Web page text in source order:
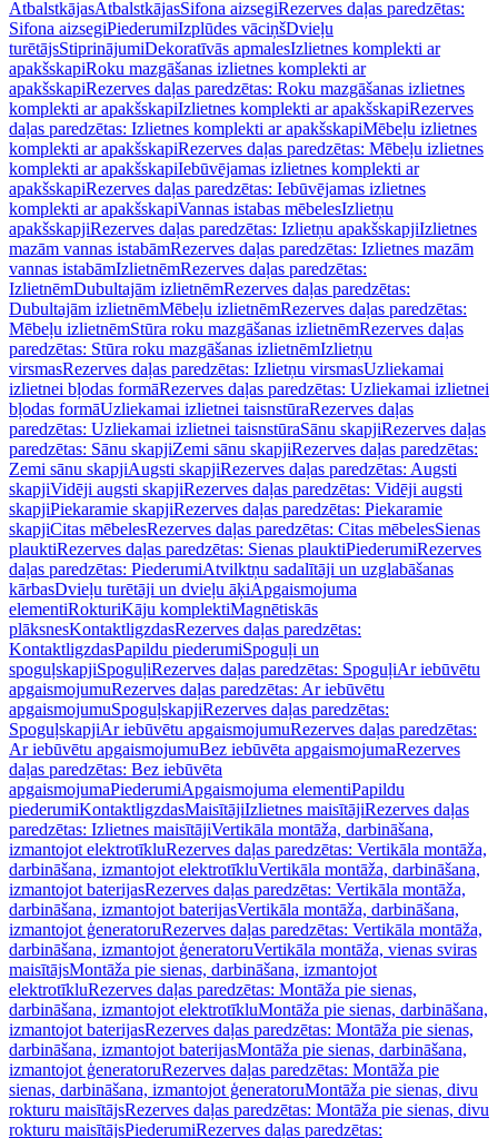
AtbalstkājasAtbalstkājasSifona aizsegiRezerves daļas paredzētas:
Sifona aizsegiPiederumiIzplūdes vāciņšDvieļu
turētājsStiprinājumiDekoratīvās apmalesIzlietnes komplekti ar
apakšskapiRoku mazgāšanas izlietnes komplekti ar
apakšskapiRezerves daļas paredzētas: Roku mazgāšanas izlietnes
komplekti ar apakšskapiIzlietnes komplekti ar apakšskapiRezerves
daļas paredzētas: Izlietnes komplekti ar apakšskapiMēbeļu izlietnes
komplekti ar apakšskapiRezerves daļas paredzētas: Mēbeļu izlietnes
komplekti ar apakšskapiIebūvējamas izlietnes komplekti ar
apakšskapiRezerves daļas paredzētas: Iebūvējamas izlietnes
komplekti ar apakšskapiVannas istabas mēbelesIzlietņu
apakšskapjiRezerves daļas paredzētas: Izlietņu apakšskapjiIzlietnes
mazām vannas istabāmRezerves daļas paredzētas: Izlietnes mazām
vannas istabāmIzlietnēmRezerves daļas paredzētas:
IzlietnēmDubultajām izlietnēmRezerves daļas paredzētas:
Dubultajām izlietnēmMēbeļu izlietnēmRezerves daļas paredzētas:
Mēbeļu izlietnēmStūra roku mazgāšanas izlietnēmRezerves daļas
paredzētas: Stūra roku mazgāšanas izlietnēmIzlietņu
virsmasRezerves daļas paredzētas: Izlietņu virsmasUzliekamai
izlietnei bļodas formāRezerves daļas paredzētas: Uzliekamai izlietnei
bļodas formāUzliekamai izlietnei taisnstūraRezerves daļas
paredzētas: Uzliekamai izlietnei taisnstūraSānu skapjiRezerves daļas
paredzētas: Sānu skapjiZemi sānu skapjiRezerves daļas paredzētas:
Zemi sānu skapjiAugsti skapjiRezerves daļas paredzētas: Augsti
skapjiVidēji augsti skapjiRezerves daļas paredzētas: Vidēji augsti
skapjiPiekaramie skapjiRezerves daļas paredzētas: Piekaramie
skapjiCitas mēbelesRezerves daļas paredzētas: Citas mēbelesSienas
plauktiRezerves daļas paredzētas: Sienas plauktiPiederumiRezerves
daļas paredzētas: PiederumiAtvilktņu sadalītāji un uzglabāšanas
kārbasDvieļu turētāji un dvieļu āķiApgaismojuma
elementiRokturiKāju komplektiMagnētiskās
plāksnesKontaktligzdasRezerves daļas paredzētas:
KontaktligzdasPapildu piederumiSpoguļi un
spoguļskapjiSpoguļiRezerves daļas paredzētas: SpoguļiAr iebūvētu
apgaismojumuRezerves daļas paredzētas: Ar iebūvētu
apgaismojumuSpoguļskapjiRezerves daļas paredzētas:
SpoguļskapjiAr iebūvētu apgaismojumuRezerves daļas paredzētas:
Ar iebūvētu apgaismojumuBez iebūvēta apgaismojumaRezerves
daļas paredzētas: Bez iebūvēta
apgaismojumaPiederumiApgaismojuma elementiPapildu
piederumiKontaktligzdasMaisītājiIzlietnes maisītājiRezerves daļas
paredzētas: Izlietnes maisītājiVertikāla montāža, darbināšana,
izmantojot elektrotīkluRezerves daļas paredzētas: Vertikāla montāža,
darbināšana, izmantojot elektrotīkluVertikāla montāža, darbināšana,
izmantojot baterijasRezerves daļas paredzētas: Vertikāla montāža,
darbināšana, izmantojot baterijasVertikāla montāža, darbināšana,
izmantojot ģeneratoruRezerves daļas paredzētas: Vertikāla montāža,
darbināšana, izmantojot ģeneratoruVertikāla montāža, vienas sviras
maisītājsMontāža pie sienas, darbināšana, izmantojot
elektrotīkluRezerves daļas paredzētas: Montāža pie sienas,
darbināšana, izmantojot elektrotīkluMontāža pie sienas, darbināšana,
izmantojot baterijasRezerves daļas paredzētas: Montāža pie sienas,
darbināšana, izmantojot baterijasMontāža pie sienas, darbināšana,
izmantojot ģeneratoruRezerves daļas paredzētas: Montāža pie
sienas, darbināšana, izmantojot ģeneratoruMontāža pie sienas, divu
rokturu maisītājsRezerves daļas paredzētas: Montāža pie sienas, divu
rokturu maisītājsPiederumiRezerves daļas paredzētas: